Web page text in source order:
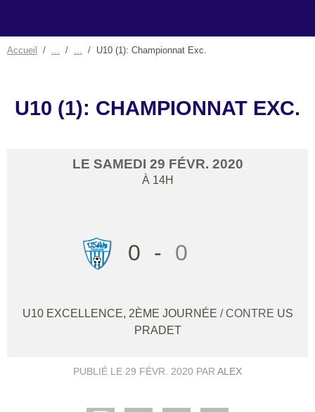
Accueil U10 (1): Championnat Exc.
U10 (1): CHAMPIONNAT EXC.
LE SAMEDI 29 FÉVR. 2020
À 14H
0 - 0
U10 EXCELLENCE, 2ÈME JOURNÉE / CONTRE US
PRADET
PUBLIÉ LE 29 FÉVR. 2020 PAR ALEX